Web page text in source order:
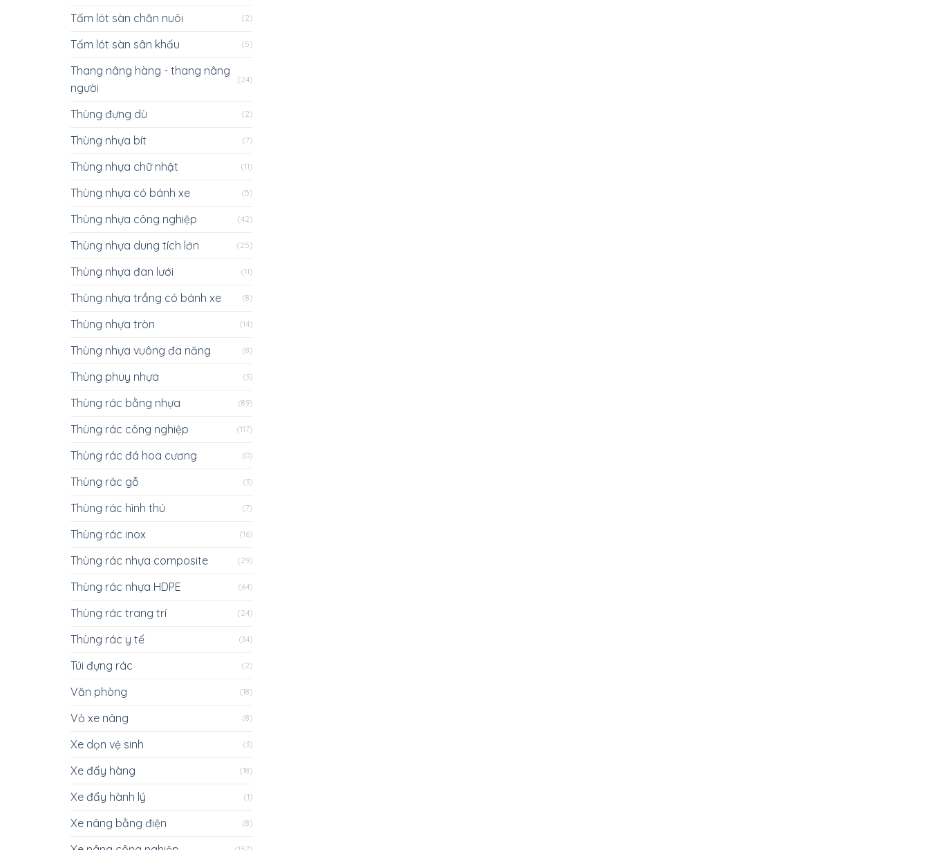
Tấm lót sàn chăn nuôi (2)
Tấm lót sàn sân khấu (5)
Thang nâng hàng - thang nâng
người
(24)
Thùng đựng dù (2)
Thùng nhựa bít (7)
Thùng nhựa chữ nhật (11)
Thùng nhựa có bánh xe (5)
Thùng nhựa công nghiệp (42)
Thùng nhựa dung tích lớn (25)
Thùng nhựa đan lưới (11)
Thùng nhựa trắng có bánh xe (8)
Thùng nhựa tròn (14)
Thùng nhựa vuông đa năng (8)
Thùng phuy nhựa (3)
Thùng rác bằng nhựa (89)
Thùng rác công nghiệp (117)
Thùng rác đá hoa cương (0)
Thùng rác gỗ (3)
Thùng rác hình thú (7)
Thùng rác inox (16)
Thùng rác nhựa composite (29)
Thùng rác nhựa HDPE (64)
Thùng rác trang trí (24)
Thùng rác y tế (34)
Túi đựng rác (2)
Văn phòng (18)
Vỏ xe nâng (8)
Xe dọn vệ sinh (3)
Xe đẩy hàng (18)
Xe đẩy hành lý (1)
Xe nâng bằng điện (8)